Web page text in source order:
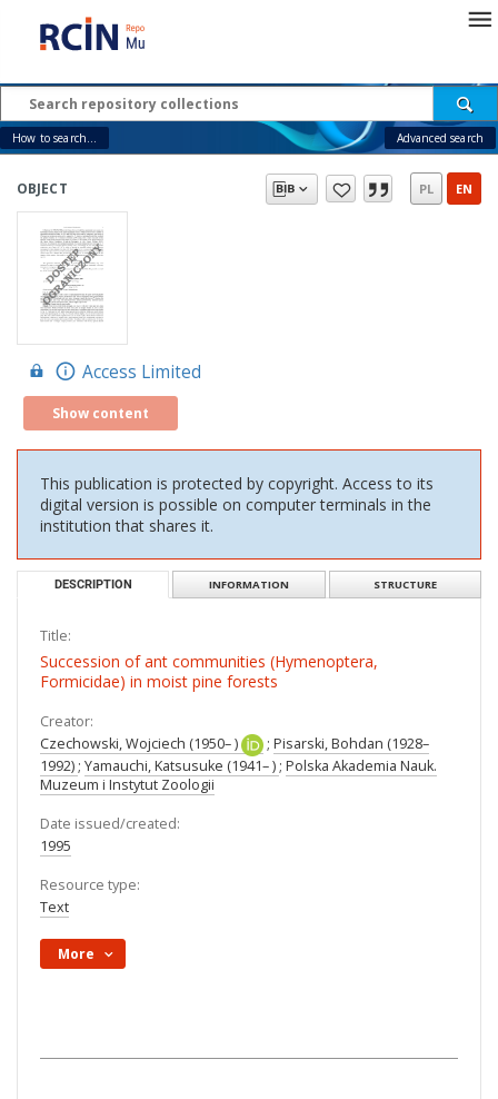
How to search... Advanced search
OBJECT PL EN
Access Limited
Show content
This publication is protected by copyright. Access to its
digital version is possible on computer terminals in the
institution that shares it.
DESCRIPTION INFORMATION STRUCTURE
Title:
Succession of ant communities (Hymenoptera,
Formicidae) in moist pine forests
Creator:
Czechowski, Wojciech (1950– )
; Pisarski, Bohdan (1928–
1992) ; Yamauchi, Katsusuke (1941– ) ; Polska Akademia Nauk.
Muzeum i Instytut Zoologii
Date issued/created:
1995
Resource type:
Text
More